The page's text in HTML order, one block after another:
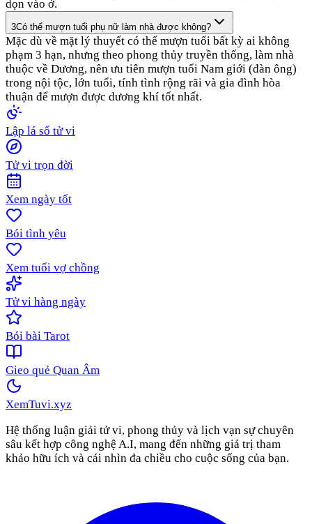
dọn vào ở.
3Có thể mượn tuổi phụ nữ làm nhà được không?
Mặc dù về mặt lý thuyết có thể mượn tuổi bất kỳ ai không
phạm 3 hạn, nhưng theo phong thủy truyền thống, làm nhà
thuộc về Dương, nên ưu tiên mượn tuổi Nam giới (đàn ông)
trong nội tộc, lớn tuổi, tính tình rộng rãi và gia đình hòa
thuận để mượn được dương khí tốt nhất.
Lập lá số tử vi
Tử vi trọn đời
Xem ngày tốt
Bói tình yêu
Xem tuổi vợ chồng
Tử vi hàng ngày
Bói bài Tarot
Gieo quẻ Quan Âm
XemTuvi.xyz
Hệ thống luận giải tử vi, phong thủy và lịch vạn sự chuyên
sâu kết hợp công nghệ A.I, mang đến những giá trị tham
khảo hữu ích và cái nhìn đa chiều cho cuộc sống của bạn.